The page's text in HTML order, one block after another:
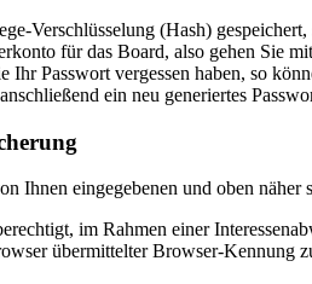
Verschlüsselung (Hash)
für das Board, also gehen Sie
Ihr Passwort vergessen haben, so
ein neu generiertes
Ihnen eingegebenen und oben
im Rahmen einer
übermittelter Browser-Kennung